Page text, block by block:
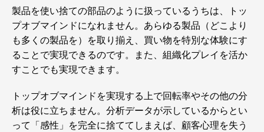
製品を使い捨ての部品のように扱っているうちは、トッ
プオブマインドになれません。あらゆる製品（どこより
も多くの製品を）を取り揃え、買い物を特別な体験にす
ることで実現できるのです。また、組織化プレイを活か
すことでも実現できます。
トップオブマインドを実現する上で回転率やその他の分
析は役に立ちません。分析データが示しているからとい
って「感性」を完全に捨ててしまえば、顧客心理を失う